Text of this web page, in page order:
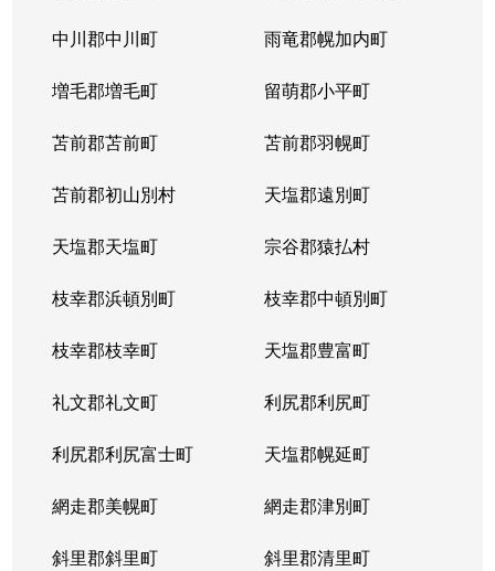
中川郡中川町 雨竜郡幌加内町
増毛郡増毛町 留萌郡小平町
苫前郡苫前町 苫前郡羽幌町
苫前郡初山別村 天塩郡遠別町
天塩郡天塩町 宗谷郡猿払村
枝幸郡浜頓別町 枝幸郡中頓別町
枝幸郡枝幸町 天塩郡豊富町
礼文郡礼文町 利尻郡利尻町
利尻郡利尻富士町 天塩郡幌延町
網走郡美幌町 網走郡津別町
斜里郡斜里町 斜里郡清里町